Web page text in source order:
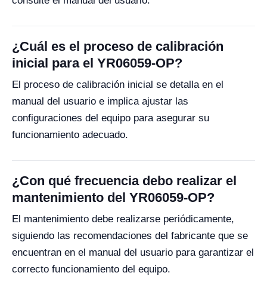
¿Cuál es el proceso de calibración
inicial para el YR06059-OP?
El proceso de calibración inicial se detalla en el
manual del usuario e implica ajustar las
configuraciones del equipo para asegurar su
funcionamiento adecuado.
¿Con qué frecuencia debo realizar el
mantenimiento del YR06059-OP?
El mantenimiento debe realizarse periódicamente,
siguiendo las recomendaciones del fabricante que se
encuentran en el manual del usuario para garantizar el
correcto funcionamiento del equipo.